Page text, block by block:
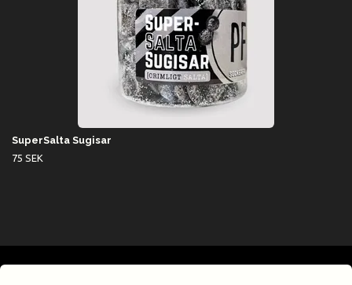
SuperSalta Sugisar
75 SEK